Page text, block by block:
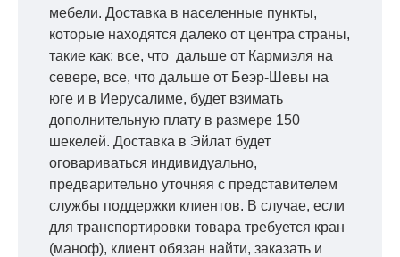
мебели. Доставка в населенные пункты,
которые находятся далеко от центра страны,
такие как: все, что дальше от Кармиэля на
севере, все, что дальше от Беэр-Шевы на
юге и в Иерусалиме, будет взимать
дополнительную плату в размере 150
шекелей. Доставка в Эйлат будет
оговариваться индивидуально,
предварительно уточняя с представителем
службы поддержки клиентов. В случае, если
для транспортировки товара требуется кран
(маноф), клиент обязан найти, заказать и